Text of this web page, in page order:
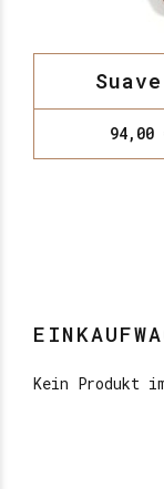
94,00
Kein Produkt